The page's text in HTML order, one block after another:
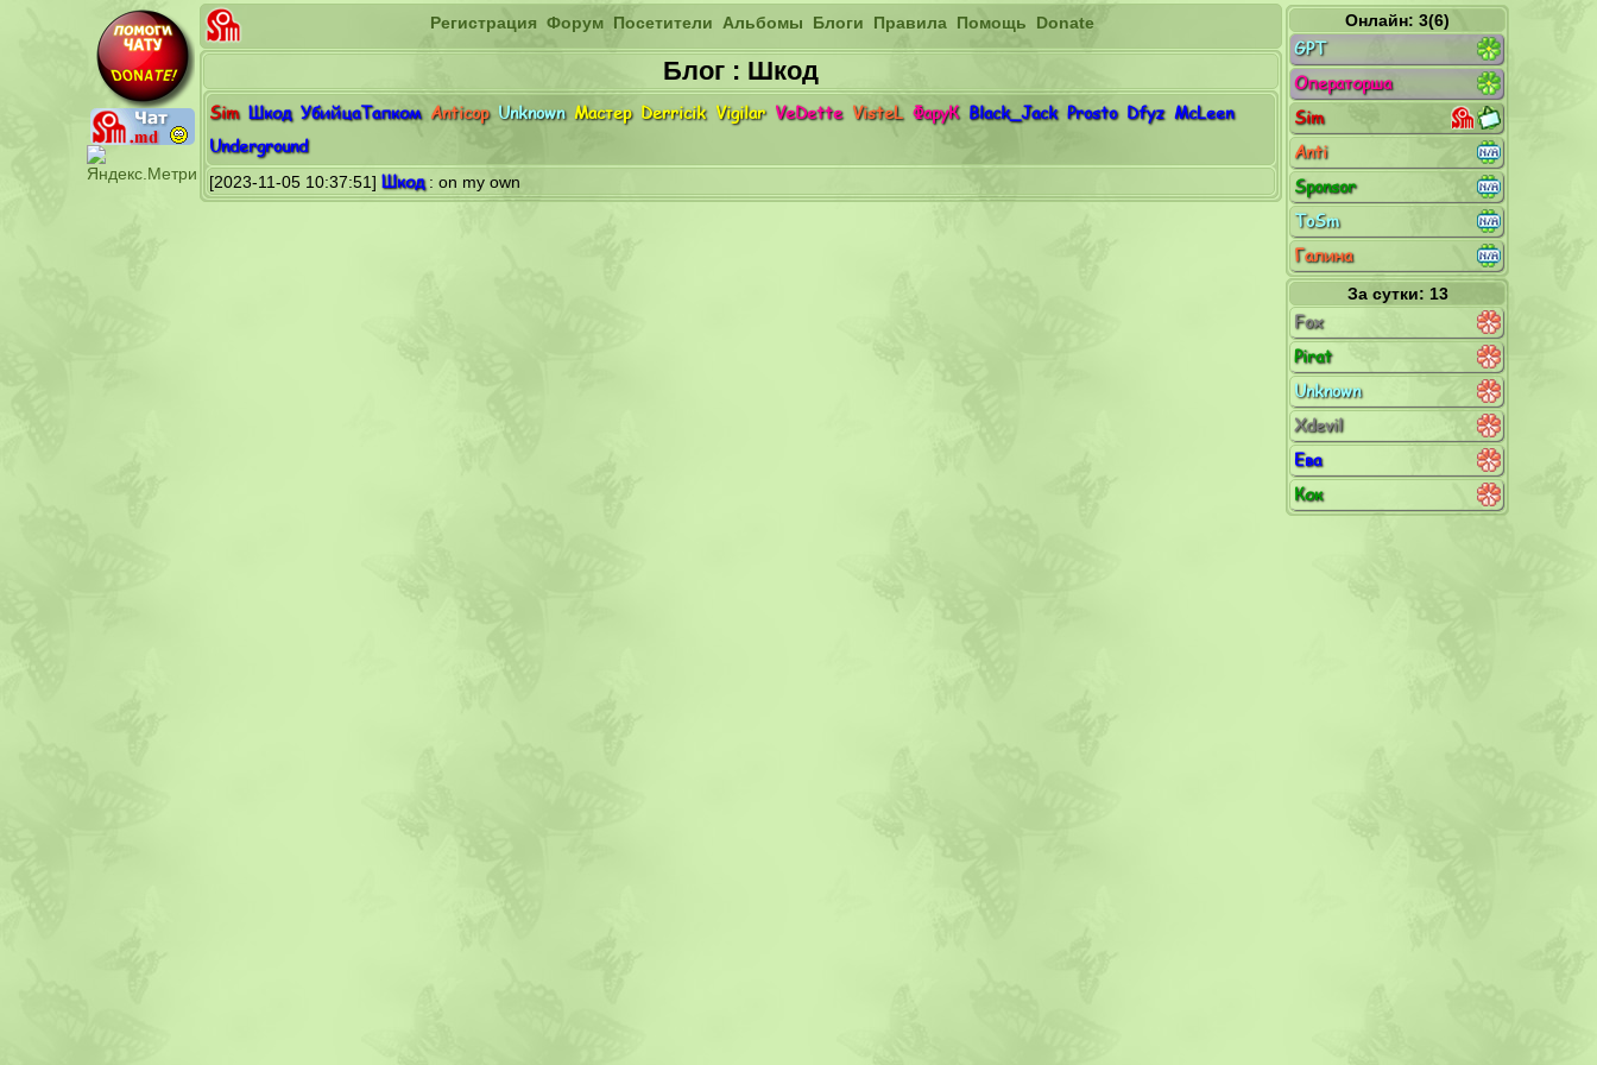
Регистрация Форум Посетители Альбомы Блоги Правила Помощь Donate
Блог : Шкод
Sim Шкод УбийцаТапком Anticop Unknown Мастер Derricik Vigilar VeDette VisteL ФаруК Black_Jack Prosto Dfyz McLeen
Underground
[2023-11-05 10:37:51] Шкод: on my own
Онлайн: 3(6)
GPT
Операторша
Sim
Anti
Sponsor
ToSm
Галина
За сутки: 13
Fox
Pirat
Unknown
Xdevil
Ева
Кок